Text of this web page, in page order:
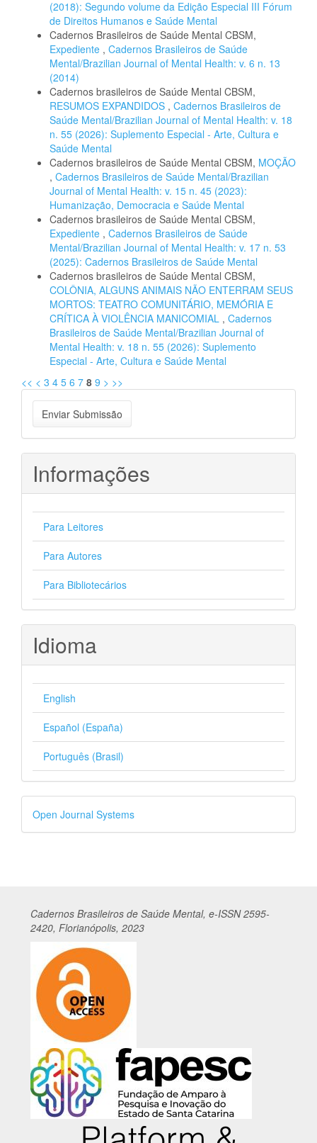
(2018): Segundo volume da Edição Especial III Fórum
de Direitos Humanos e Saúde Mental
Cadernos Brasileiros de Saúde Mental CBSM,
Expediente , Cadernos Brasileiros de Saúde
Mental/Brazilian Journal of Mental Health: v. 6 n. 13
(2014)
Cadernos brasileiros de Saúde Mental CBSM,
RESUMOS EXPANDIDOS , Cadernos Brasileiros de
Saúde Mental/Brazilian Journal of Mental Health: v. 18
n. 55 (2026): Suplemento Especial - Arte, Cultura e
Saúde Mental
Cadernos brasileiros de Saúde Mental CBSM, MOÇÃO
, Cadernos Brasileiros de Saúde Mental/Brazilian
Journal of Mental Health: v. 15 n. 45 (2023):
Humanização, Democracia e Saúde Mental
Cadernos brasileiros de Saúde Mental CBSM,
Expediente , Cadernos Brasileiros de Saúde
Mental/Brazilian Journal of Mental Health: v. 17 n. 53
(2025): Cadernos Brasileiros de Saúde Mental
Cadernos brasileiros de Saúde Mental CBSM,
COLÔNIA, ALGUNS ANIMAIS NÃO ENTERRAM SEUS
MORTOS: TEATRO COMUNITÁRIO, MEMÓRIA E
CRÍTICA À VIOLÊNCIA MANICOMIAL , Cadernos
Brasileiros de Saúde Mental/Brazilian Journal of
Mental Health: v. 18 n. 55 (2026): Suplemento
Especial - Arte, Cultura e Saúde Mental
<< < 3 4 5 6 7 8 9 > >>
Enviar
Submissão
Enviar Submissão
Informações
Para Leitores
Para Autores
Para Bibliotecários
Idioma
English
Español (España)
Português (Brasil)
Desenvolvido
por
Open Journal Systems
Cadernos Brasileiros de Saúde Mental, e-ISSN 2595-
2420, Florianópolis, 2023